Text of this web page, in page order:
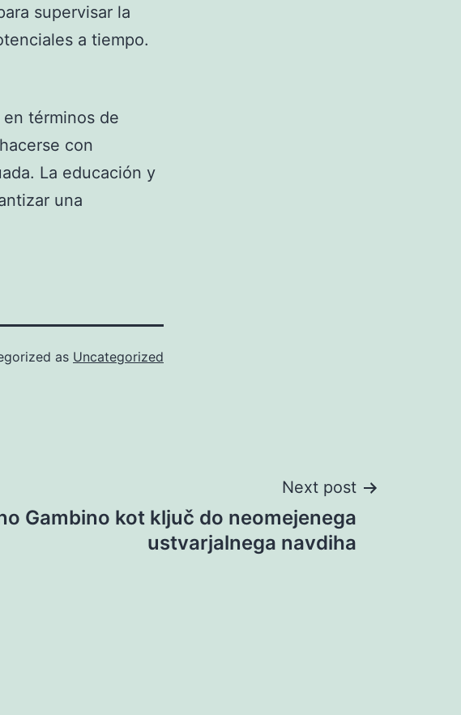
supervisar la
a tiempo.
términos de
con
La educación y
una
as Uncategorized
Next post
Gambino kot ključ do neomejenega
ustvarjalnega navdiha